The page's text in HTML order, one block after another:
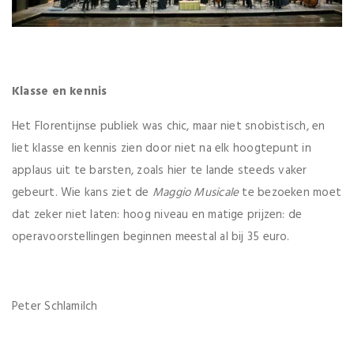
Klasse en kennis
Het Florentijnse publiek was chic, maar niet snobistisch, en
liet klasse en kennis zien door niet na elk hoogtepunt in
applaus uit te barsten, zoals hier te lande steeds vaker
gebeurt. Wie kans ziet de Maggio Musicalete bezoeken moet
dat zeker niet laten: hoog niveau en matige prijzen: de
operavoorstellingen beginnen meestal al bij 35 euro.
Peter Schlamilch